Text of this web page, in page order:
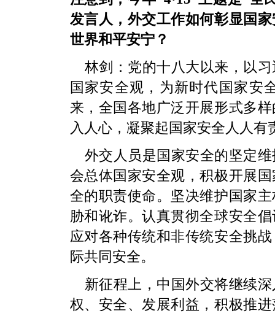
发言人，外交工作如何彰显国
世界和平安宁？
林剑：党的十八大以来，以
国家安全观，为新时代国家安
来，全国各地广泛开展形式多
入人心，凝聚起国家安全人人
外交人员是国家安全的坚定
会总体国家安全观，积极开展
全的职责使命。坚决维护国家
胁和讹诈。认真贯彻全球安全
应对各种传统和非传统安全挑
际共同安全。
新征程上，中国外交将继续
权、安全、发展利益，积极推